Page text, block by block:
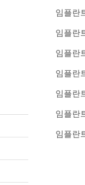
임플란
임플란
임플란
임플란
임플란
임플란
임플란